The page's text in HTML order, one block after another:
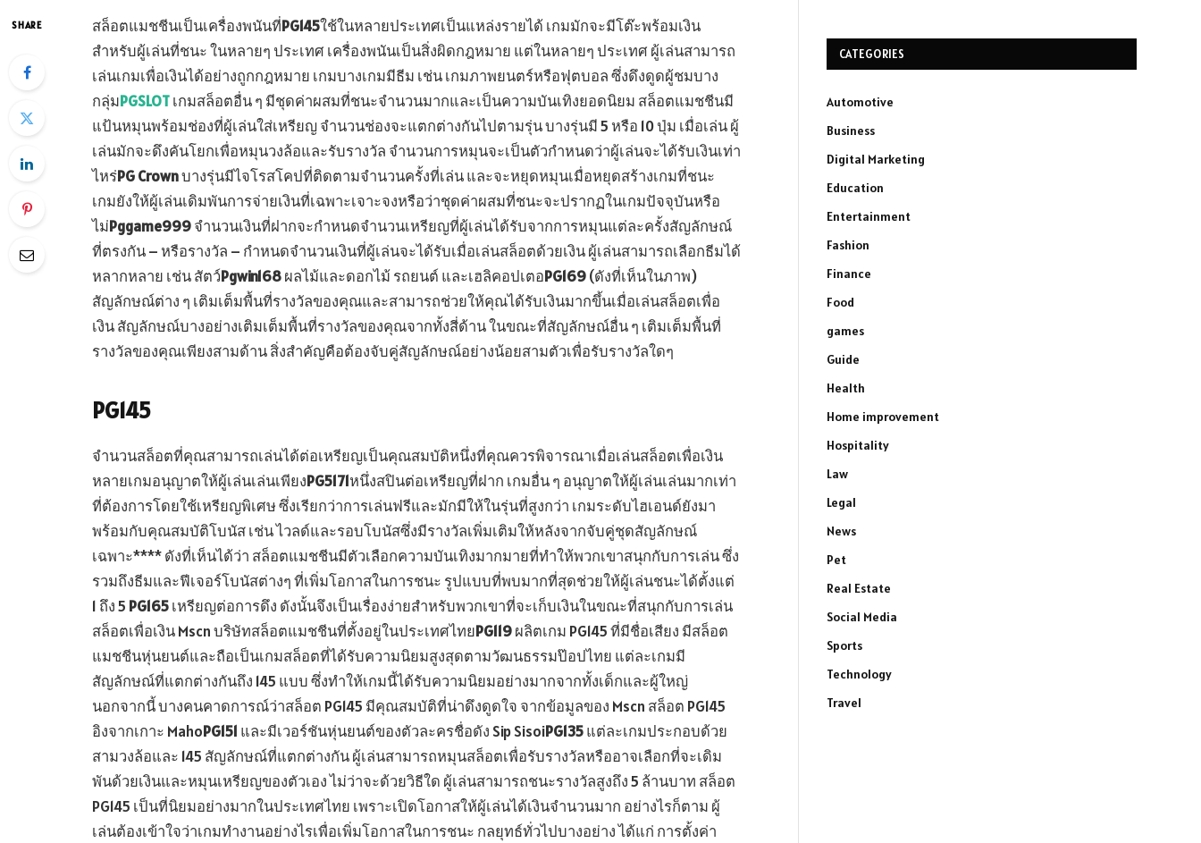
SHARE สล็อตแมชชีนเป็นเครื่องพนันที่PG145ใช้ในหลายประเทศเป็นแหล่งรายได้ เกมมักจะมีโต๊ะพร้อมเงิน
สำหรับผู้เล่นที่ชนะ ในหลายๆ ประเทศ เครื่องพนันเป็นสิ่งผิดกฎหมาย แต่ในหลายๆ ประเทศ ผู้เล่นสามารถ
เล่นเกมเพื่อเงินได้อย่างถูกกฎหมาย เกมบางเกมมีธีม เช่น เกมภาพยนตร์หรือฟุตบอล ซึ่งดึงดูดผู้ชมบาง
กลุ่มPGSLOTเกมสล็อตอื่น ๆ มีชุดค่าผสมที่ชนะจำนวนมากและเป็นความบันเทิงยอดนิยม สล็อตแมชชีนมี
แป้นหมุนพร้อมช่องที่ผู้เล่นใส่เหรียญ จำนวนช่องจะแตกต่างกันไปตามรุ่น บางรุ่นมี 5 หรือ 10 ปุ่ม เมื่อเล่น ผู้
เล่นมักจะดึงคันโยกเพื่อหมุนวงล้อและรับรางวัล จำนวนการหมุนจะเป็นตัวกำหนดว่าผู้เล่นจะได้รับเงินเท่า
ไหร่PG Crownบางรุ่นมีไจโรสโคปที่ติดตามจำนวนครั้งที่เล่น และจะหยุดหมุนเมื่อหยุดสร้างเกมที่ชนะ
เกมยังให้ผู้เล่นเดิมพันการจ่ายเงินที่เฉพาะเจาะจงหรือว่าชุดค่าผสมที่ชนะจะปรากฏในเกมปัจจุบันหรือ
ไม่Pggame999จำนวนเงินที่ฝากจะกำหนดจำนวนเหรียญที่ผู้เล่นได้รับจากการหมุนแต่ละครั้งสัญลักษณ์
ที่ตรงกัน – หรือรางวัล – กำหนดจำนวนเงินที่ผู้เล่นจะได้รับเมื่อเล่นสล็อตด้วยเงิน ผู้เล่นสามารถเลือกธีมได้
หลากหลาย เช่น สัตว์Pgwin168ผลไม้และดอกไม้ รถยนต์ และเฮลิคอปเตอPG169(ดังที่เห็นในภาพ)
สัญลักษณ์ต่าง ๆ เติมเต็มพื้นที่รางวัลของคุณและสามารถช่วยให้คุณได้รับเงินมากขึ้นเมื่อเล่นสล็อตเพื่อ
เงิน สัญลักษณ์บางอย่างเติมเต็มพื้นที่รางวัลของคุณจากทั้งสี่ด้าน ในขณะที่สัญลักษณ์อื่น ๆ เติมเต็มพื้นที่
รางวัลของคุณเพียงสามด้าน สิ่งสำคัญคือต้องจับคู่สัญลักษณ์อย่างน้อยสามตัวเพื่อรับรางวัลใดๆ
PG145
จำนวนสล็อตที่คุณสามารถเล่นได้ต่อเหรียญเป็นคุณสมบัติหนึ่งที่คุณควรพิจารณาเมื่อเล่นสล็อตเพื่อเงิน
หลายเกมอนุญาตให้ผู้เล่นเล่นเพียงPG5171หนึ่งสปินต่อเหรียญที่ฝาก เกมอื่น ๆ อนุญาตให้ผู้เล่นเล่นมากเท่า
ที่ต้องการโดยใช้เหรียญพิเศษ ซึ่งเรียกว่าการเล่นฟรีและมักมีให้ในรุ่นที่สูงกว่า เกมระดับไฮเอนด์ยังมา
พร้อมกับคุณสมบัติโบนัส เช่น ไวลด์และรอบโบนัสซึ่งมีรางวัลเพิ่มเติมให้หลังจากจับคู่ชุดสัญลักษณ์
เฉพาะ**** ดังที่เห็นได้ว่า สล็อตแมชชีนมีตัวเลือกความบันเทิงมากมายที่ทำให้พวกเขาสนุกกับการเล่น ซึ่ง
รวมถึงธีมและฟีเจอร์โบนัสต่างๆ ที่เพิ่มโอกาสในการชนะ รูปแบบที่พบมากที่สุดช่วยให้ผู้เล่นชนะได้ตั้งแต่
1 ถึง 5 PG165เหรียญต่อการดึง ดังนั้นจึงเป็นเรื่องง่ายสำหรับพวกเขาที่จะเก็บเงินในขณะที่สนุกกับการเล่น
สล็อตเพื่อเงิน Mscn บริษัทสล็อตแมชชีนที่ตั้งอยู่ในประเทศไทยPG119ผลิตเกม PG145 ที่มีชื่อเสียง มีสล็อต
แมชชีนหุ่นยนต์และถือเป็นเกมสล็อตที่ได้รับความนิยมสูงสุดตามวัฒนธรรมป๊อปไทย แต่ละเกมมี
สัญลักษณ์ที่แตกต่างกันถึง 145 แบบ ซึ่งทำให้เกมนี้ได้รับความนิยมอย่างมากจากทั้งเด็กและผู้ใหญ่
นอกจากนี้ บางคนคาดการณ์ว่าสล็อต PG145 มีคุณสมบัติที่น่าดึงดูดใจ จากข้อมูลของ Mscn สล็อต PG145
อิงจากเกาะ MahoPG151 และมีเวอร์ชันหุ่นยนต์ของตัวละครชื่อดัง Sip SisoiPG135แต่ละเกมประกอบด้วย
สามวงล้อและ 145 สัญลักษณ์ที่แตกต่างกัน ผู้เล่นสามารถหมุนสล็อตเพื่อรับรางวัลหรืออาจเลือกที่จะเดิม
พันด้วยเงินและหมุนเหรียญของตัวเอง ไม่ว่าจะด้วยวิธีใด ผู้เล่นสามารถชนะรางวัลสูงถึง 5 ล้านบาท สล็อต
PG145 เป็นที่นิยมอย่างมากในประเทศไทย เพราะเปิดโอกาสให้ผู้เล่นได้เงินจำนวนมาก อย่างไรก็ตาม ผู้
เล่นต้องเข้าใจว่าเกมทำงานอย่างไรเพื่อเพิ่มโอกาสในการชนะ กลยุทธ์ทั่วไปบางอย่าง ได้แก่ การตั้งค่า
CATEGORIES
Automotive
Business
Digital Marketing
Education
Entertainment
Fashion
Finance
Food
games
Guide
Health
Home improvement
Hospitality
Law
Legal
News
Pet
Real Estate
Social Media
Sports
Technology
Travel